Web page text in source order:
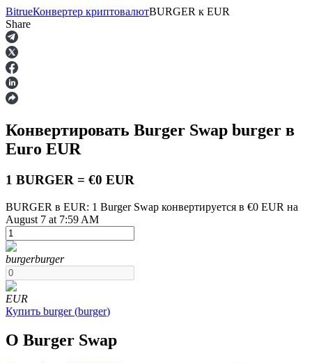
Фьючерсы
USDT-фьючерсы
обеспечения
BitrueКонвертер криптовалютBURGER к EUR
Share
Конвертировать Burger Swap burger в
Euro EUR
1 BURGER = €0 EUR
BURGER в EUR: 1 Burger Swap конвертируется в €0 EUR на
August 7 at 7:59 AM
burgerburger
EUR
Купить burger(burger)
О Burger Swap